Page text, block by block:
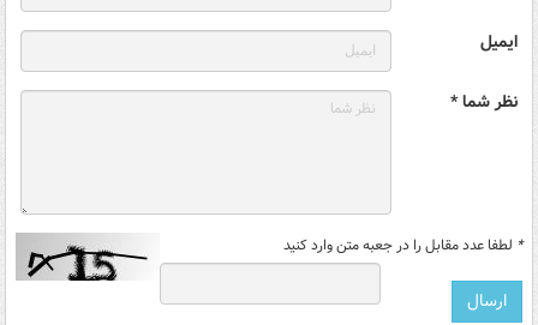
ایمیل
نظر شما *
* لطفا عدد مقابل را در جعبه متن وارد کنید